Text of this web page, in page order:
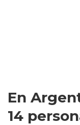
En
14